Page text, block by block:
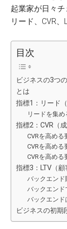
テ
ィ
グ
起業家が日々チ
リード、CVR、
目次
ビジネスの3つ
とは
指標1：リード
リードを集
指標2：CVR（
CVRを高める
CVRを高める
CVRを高め
指標3：LTV（
バックエンド
バックエンド
バックエン
ビジネスの初期